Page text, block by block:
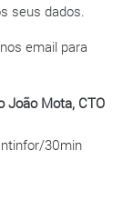
seus dados.
email para
João Mota, CTO
30min